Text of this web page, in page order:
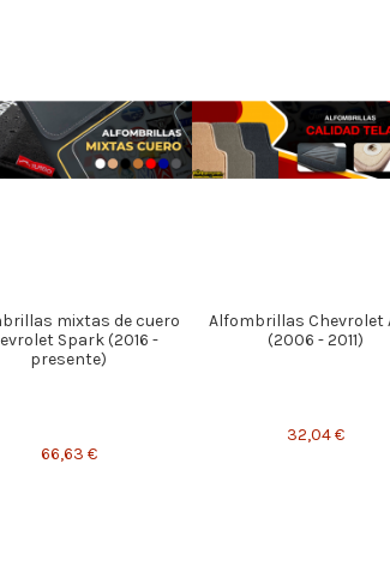
mixtas de cuero
Spark (2016 -
presente)
66,63 €
Alfombrillas Chevrolet
(2006 - 2011)
32,04 €